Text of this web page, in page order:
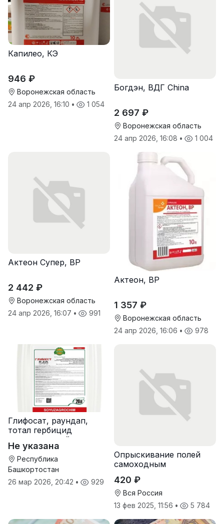
Капилео, КЭ
946 ₽
Воронежская область
24 апр 2026, 16:10 • 1 054
Богдэн, ВДГ China
2 697 ₽
Воронежская область
24 апр 2026, 16:08 • 1 004
Актеон Супер, ВР
2 442 ₽
Воронежская область
24 апр 2026, 16:07 • 991
Актеон, ВР
1 357 ₽
Воронежская область
24 апр 2026, 16:06 • 978
Глифосат, раундап,
тотал гербицид
сплошного действия
Не указана
Республика
Башкортостан
26 мар 2026, 20:42 • 929
Опрыскивание полей
самоходным
Туман-2
420 ₽
Вся Россия
13 фев 2025, 11:56 • 5 784